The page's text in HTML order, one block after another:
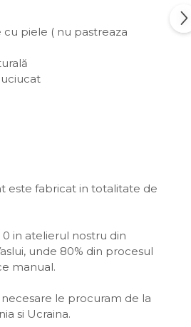
cu piele ( nu pastreaza
este fabricat in totalitate de
in atelierul nostru din
unde 80% din procesul
manual.
le procuram de la
si Ucraina.